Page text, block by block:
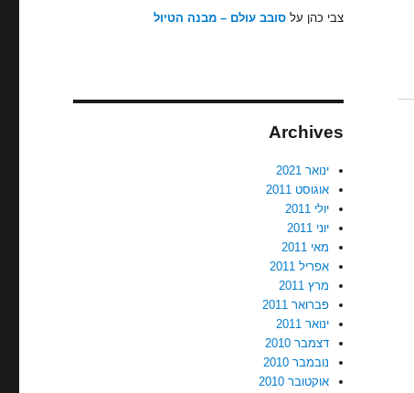
צבי כהן על סובב עולם – מבנה הטיול
Archives
ינואר 2021
אוגוסט 2011
יולי 2011
יוני 2011
מאי 2011
אפריל 2011
מרץ 2011
פברואר 2011
ינואר 2011
דצמבר 2010
נובמבר 2010
אוקטובר 2010